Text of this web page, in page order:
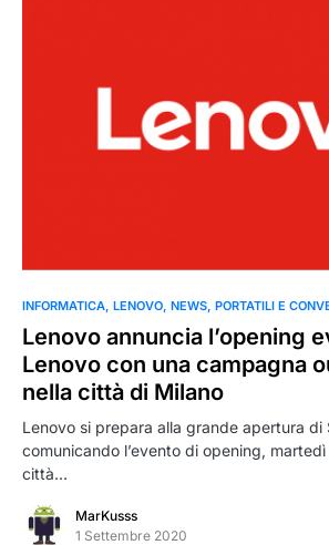
INFORMATICA LENOVO NEWS PORTATILI E
Lenovo annuncia l’opening
Lenovo con una campagna
nella città di Milano
Lenovo si prepara alla grande apertura di
comunicando l’evento di opening,
città…
MarKusss
1 Settembre 2020